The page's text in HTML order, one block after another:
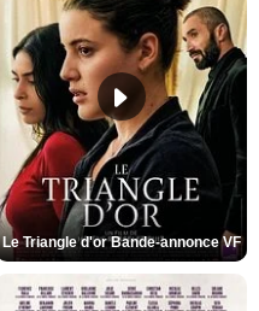
Le Triangle d'or Bande-annonce VF